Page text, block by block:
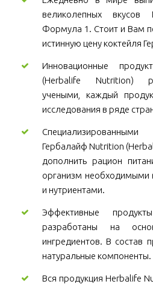
великолепных вкусов
Формула 1. Стоит и Вам
истинную цену коктейля
Инновационные
(Herbalife Nutrition)
учеными, каждый
исследования в ряде
Гербалайф Nutrition
дополнить рацион
организм
и нутриентами.
Эффективные
разработаны на
ингредиентов. В состав
натуральные компоненты.
Вся продукция Herbalife